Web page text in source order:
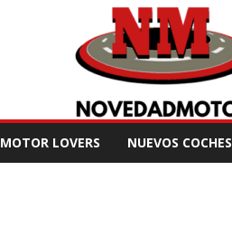
MOTOR LOVERS NUEVOS COCHES